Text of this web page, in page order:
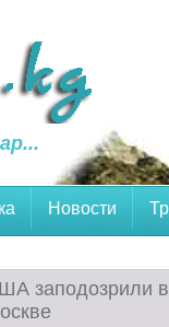
Новости
заподозрили